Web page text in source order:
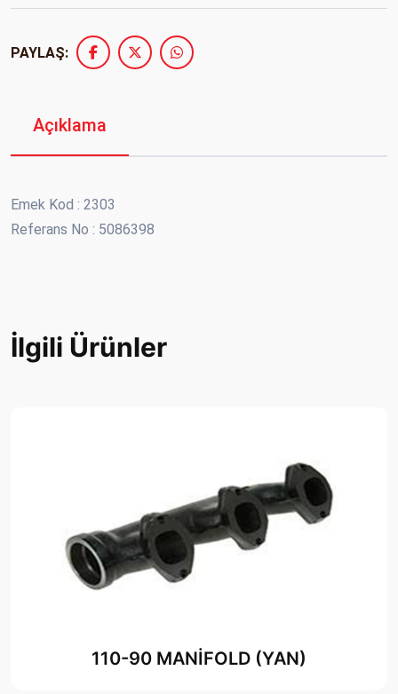
PAYLAŞ:
Açıklama
Emek Kod : 2303
Referans No : 5086398
İlgili Ürünler
110-90 MANİFOLD (YAN)